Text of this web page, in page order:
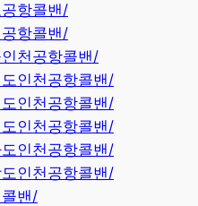
항콜밴/
항콜밴/
천공항콜밴/
인천공항콜밴/
인천공항콜밴/
인천공항콜밴/
인천공항콜밴/
인천공항콜밴/
밴/